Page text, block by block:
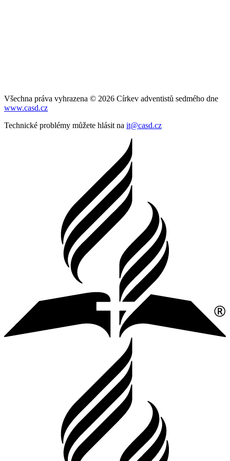
Všechna práva vyhrazena © 2026 Církev adventistů sedmého dne
www.casd.cz
Technické problémy můžete hlásit na it@casd.cz